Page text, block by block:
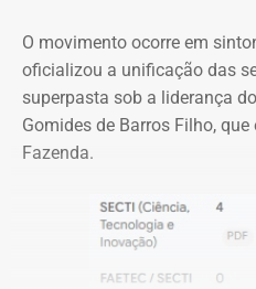
Com informações do jornal
O movimento ocorre em
oficializou a unificação das
superpasta sob a liderança
Gomides de Barros Filho,
Fazenda.